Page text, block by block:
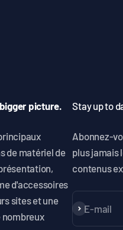
picture.
de matériel de
d'accessoires
sites et une
nombreux
Stay up to
Abonnez-
plus jamais
contenus
E-mail
S'inscrire